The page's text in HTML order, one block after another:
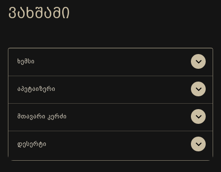
ᲕᲐᲮᲨᲐᲛᲘ
ხემსი
აპეტაიზერი
მთავარი კერძი
დესერტი